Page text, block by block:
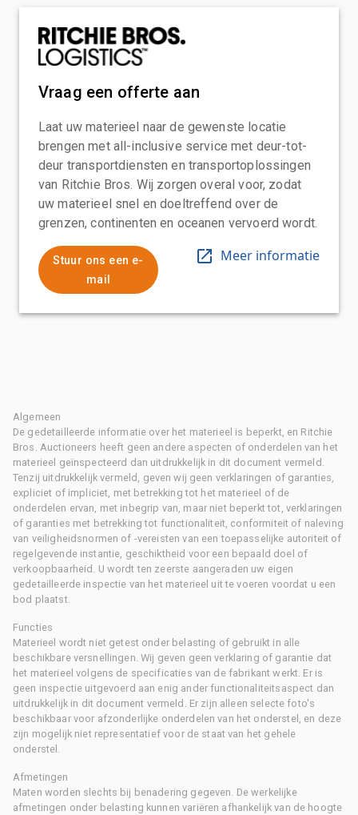
Vraag een offerte aan
Laat uw materieel naar de gewenste locatie
brengen met all-inclusive service met deur-tot-
deur transportdiensten en transportoplossingen
van Ritchie Bros. Wij zorgen overal voor, zodat
uw materieel snel en doeltreffend over de
grenzen, continenten en oceanen vervoerd wordt.
Stuur ons een e-
mail
Meer informatie
Algemeen
De gedetailleerde informatie over het materieel is beperkt, en Ritchie
Bros. Auctioneers heeft geen andere aspecten of onderdelen van het
materieel geïnspecteerd dan uitdrukkelijk in dit document vermeld.
Tenzij uitdrukkelijk vermeld, geven wij geen verklaringen of garanties,
expliciet of impliciet, met betrekking tot het materieel of de
onderdelen ervan, met inbegrip van, maar niet beperkt tot, verklaringen
of garanties met betrekking tot functionaliteit, conformiteit of naleving
van veiligheidsnormen of -vereisten van een toepasselijke autoriteit of
regelgevende instantie, geschiktheid voor een bepaald doel of
verkoopbaarheid. U wordt ten zeerste aangeraden uw eigen
gedetailleerde inspectie van het materieel uit te voeren voordat u een
bod plaatst.
Functies
Materieel wordt niet getest onder belasting of gebruikt in alle
beschikbare versnellingen. Wij geven geen verklaring of garantie dat
het materieel volgens de specificaties van de fabrikant werkt. Er is
geen inspectie uitgevoerd aan enig ander functionaliteitsaspect dan
uitdrukkelijk in dit document vermeld. Er zijn alleen selecte foto's
beschikbaar voor afzonderlijke onderdelen van het onderstel, en deze
zijn mogelijk niet representatief voor de staat van het gehele
onderstel.
Afmetingen
Maten worden slechts bij benadering gegeven. De werkelijke
afmetingen onder belasting kunnen variëren afhankelijk van de hoogte